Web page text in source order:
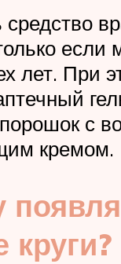
лет. При
с
кремом.